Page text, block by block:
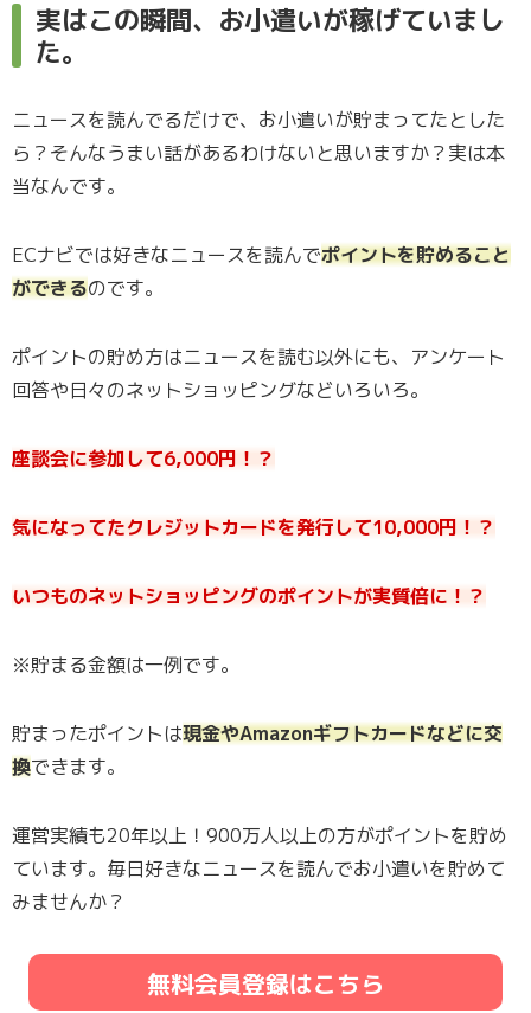
実はこの瞬間、お小遣いが稼げていまし
た。
ニュースを読んでるだけで、お小遣いが貯まってたとした
ら？そんなうまい話があるわけないと思いますか？実は本
当なんです。
ECナビでは好きなニュースを読んでポイントを貯めること
ができるのです。
ポイントの貯め方はニュースを読む以外にも、アンケート
回答や日々のネットショッピングなどいろいろ。
座談会に参加して6,000円！？
気になってたクレジットカードを発行して10,000円！？
いつものネットショッピングのポイントが実質倍に！？
※貯まる金額は一例です。
貯まったポイントは現金やAmazonギフトカードなどに交
換できます。
運営実績も20年以上！900万人以上の方がポイントを貯め
ています。毎日好きなニュースを読んでお小遣いを貯めて
みませんか？
無料会員登録はこちら